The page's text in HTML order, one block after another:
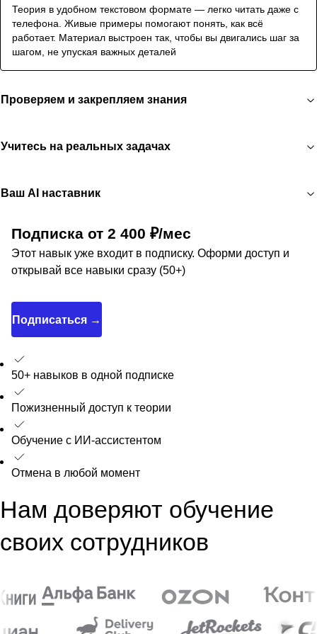
Теория в удобном текстовом формате — легко читать даже с
телефона. Живые примеры помогают понять, как всё
работает. Материал выстроен так, чтобы вы двигались шаг за
шагом, не упуская важных деталей
Проверяем и закрепляем знания
Учитесь на реальных задачах
Ваш AI наставник
Подписка от 2 400 ₽/мес
Этот навык уже входит в подписку. Оформи доступ и
открывай все навыки сразу (50+)
Подписаться →
50+ навыков в одной подписке
Пожизненный доступ к теории
Обучение с ИИ-ассистентом
Отмена в любой момент
Нам доверяют обучение
своих сотрудников